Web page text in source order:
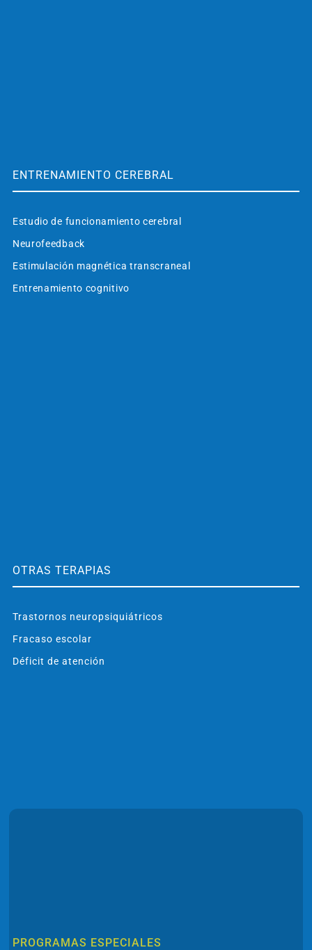
ENTRENAMIENTO CEREBRAL
Estudio de funcionamiento cerebral
Neurofeedback
Estimulación magnética transcraneal
Entrenamiento cognitivo
OTRAS TERAPIAS
Trastornos neuropsiquiátricos
Fracaso escolar
Déficit de atención
PROGRAMAS ESPECIALES